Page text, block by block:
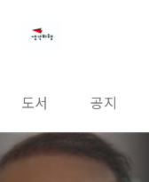
도서 공지